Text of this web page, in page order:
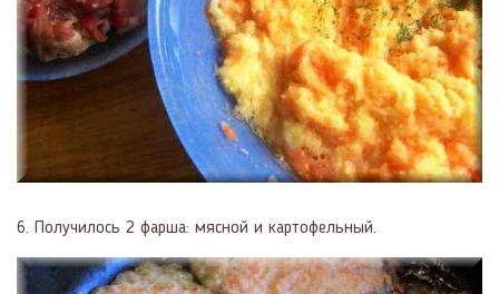
6. Получилось 2 фарша: мясной и картофельный.